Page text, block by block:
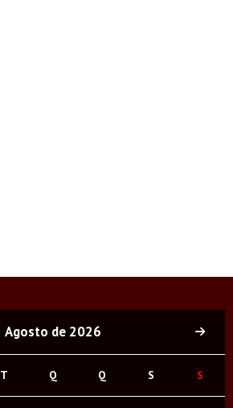
Agosto de 2026
T Q Q S S